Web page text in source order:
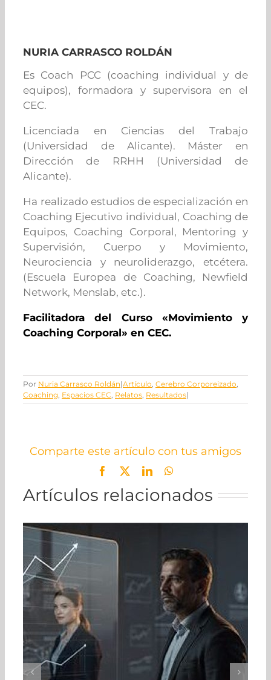
NURIA CARRASCO ROLDÁN
Es Coach PCC (coaching individual y de
equipos), formadora y supervisora en el
CEC.
Licenciada en Ciencias del Trabajo
(Universidad de Alicante). Máster en
Dirección de RRHH (Universidad de
Alicante).
Ha realizado estudios de especialización en
Coaching Ejecutivo individual, Coaching de
Equipos, Coaching Corporal, Mentoring y
Supervisión, Cuerpo y Movimiento,
Neurociencia y neuroliderazgo, etcétera.
(Escuela Europea de Coaching, Newfield
Network, Menslab, etc.).
Facilitadora del Curso «Movimiento y
Coaching Corporal» en CEC.
Por Nuria Carrasco Roldán|Artículo, Cerebro Corporeizado,
Coaching, Espacios CEC, Relatos, Resultados|
Comparte este artículo con tus amigos
Facebook LinkedInWhatsApp
Artículos relacionados